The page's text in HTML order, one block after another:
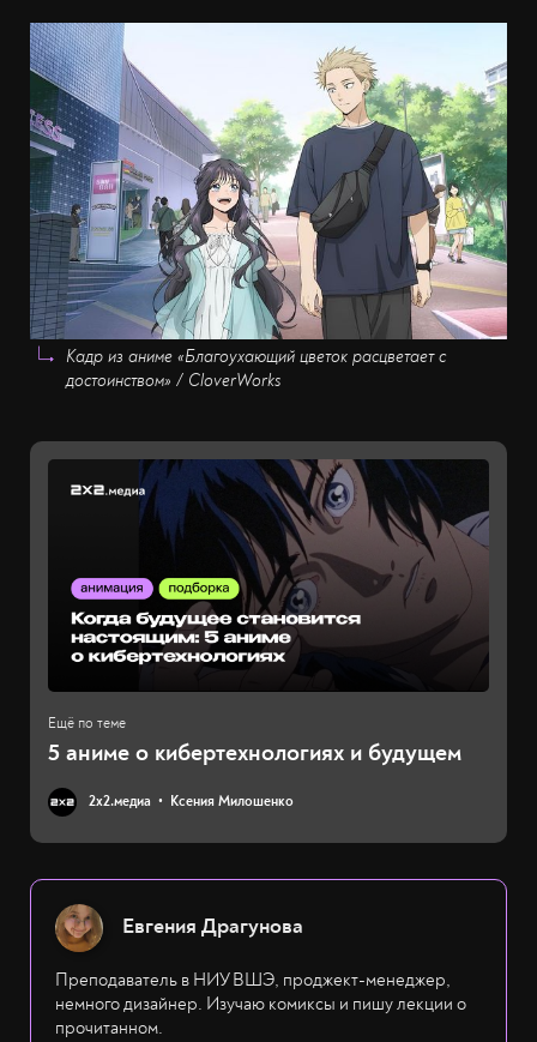
Кадр из аниме «Благоухающий цветок расцветает с
достоинством» / CloverWorks
5 аниме о кибертехнологиях и будущем
2х2.медиа Ксения Милошенко
Евгения Драгунова
Преподаватель в НИУ ВШЭ, проджект-менеджер,
немного дизайнер. Изучаю комиксы и пишу лекции о
прочитанном.